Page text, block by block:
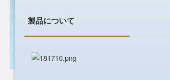
製品について